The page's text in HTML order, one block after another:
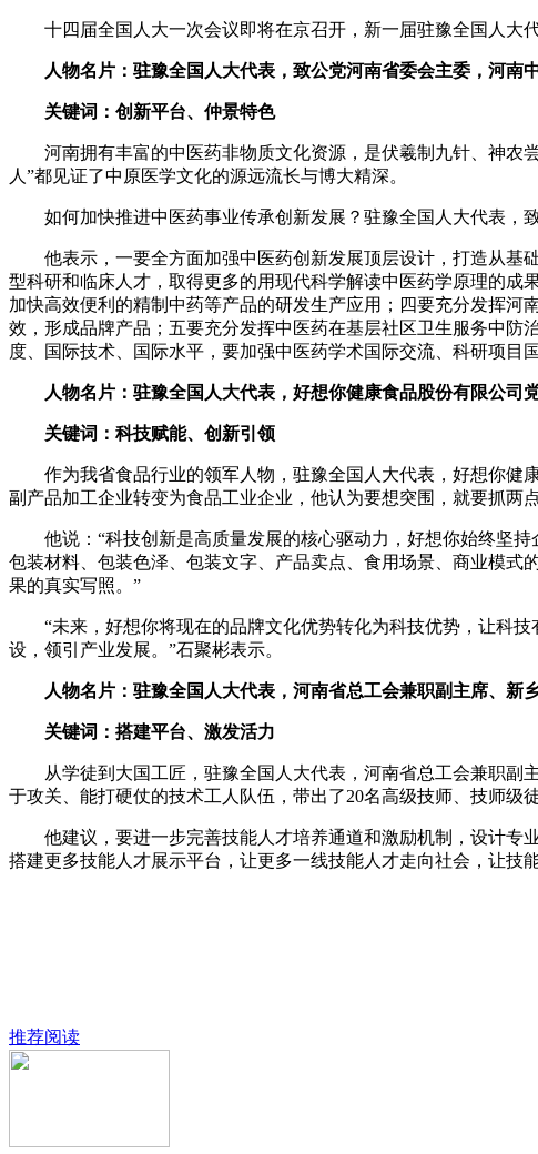
十四届全国人大一次会议即将在京召开，新一届驻豫全国人大
人物名片：驻豫全国人大代表，致公党河南省委会主委，河南
关键词：创新平台、仲景特色
河南拥有丰富的中医药非物质文化资源，是伏羲制九针、神农
人”都见证了中原医学文化的源远流长与博大精深。
如何加快推进中医药事业传承创新发展？驻豫全国人大代表，致
他表示，一要全方面加强中医药创新发展顶层设计，打造从基
型科研和临床人才，取得更多的用现代科学解读中医药学原理的成
加快高效便利的精制中药等产品的研发生产应用；四要充分发挥
效，形成品牌产品；五要充分发挥中医药在基层社区卫生服务中
度、国际技术、国际水平，要加强中医药学术国际交流、科研项目
人物名片：驻豫全国人大代表，好想你健康食品股份有限公司
关键词：科技赋能、创新引领
作为我省食品行业的领军人物，驻豫全国人大代表，好想你健
副产品加工企业转变为食品工业企业，他认为要想突围，就要抓两
他说：“科技创新是高质量发展的核心驱动力，好想你始终坚持
包装材料、包装色泽、包装文字、产品卖点、食用场景、商业模
果的真实写照。”
“未来，好想你将现在的品牌文化优势转化为科技优势，让科技
设，领引产业发展。”石聚彬表示。
人物名片：驻豫全国人大代表，河南省总工会兼职副主席、新
关键词：搭建平台、激发活力
从学徒到大国工匠，驻豫全国人大代表，河南省总工会兼职副
于攻关、能打硬仗的技术工人队伍，带出了20名高级技师、技师级
他建议，要进一步完善技能人才培养通道和激励机制，设计专业
搭建更多技能人才展示平台，让更多一线技能人才走向社会，让技
推荐阅读